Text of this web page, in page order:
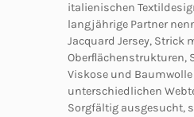
italienischen
langjährige Partner
Jacquard Jersey, Strick
Oberﬂächenstrukturen,
Viskose und
unterschiedlichen
Sorgfältig ausgesucht,